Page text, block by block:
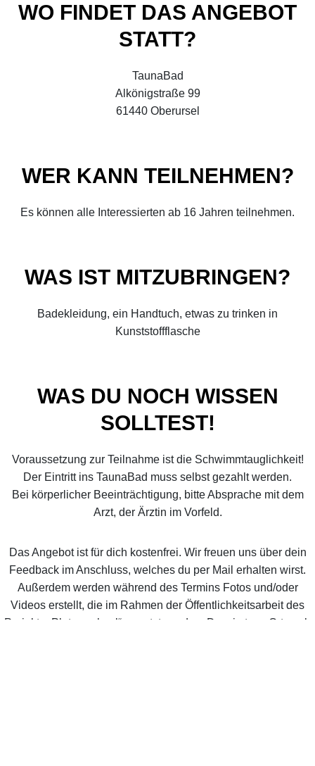
WO FINDET DAS ANGEBOT
STATT?
TaunaBad
Alkönigstraße 99
61440 Oberursel
WER KANN TEILNEHMEN?
Es können alle Interessierten ab 16 Jahren teilnehmen.
WAS IST MITZUBRINGEN?
Badekleidung, ein Handtuch, etwas zu trinken in
Kunststoffflasche
WAS DU NOCH WISSEN
SOLLTEST!
Voraussetzung zur Teilnahme ist die Schwimmtauglichkeit!
Der Eintritt ins TaunaBad muss selbst gezahlt werden.
Bei körperlicher Beeinträchtigung, bitte Absprache mit dem
Arzt, der Ärztin im Vorfeld.
Das Angebot ist für dich kostenfrei. Wir freuen uns über dein
Feedback im Anschluss, welches du per Mail erhalten wirst.
Außerdem werden während des Termins Fotos und/oder
Videos erstellt, die im Rahmen der Öffentlichkeitsarbeit des
Projekts „Platzwechsel“ genutzt werden. Du wirst vor Ort auch